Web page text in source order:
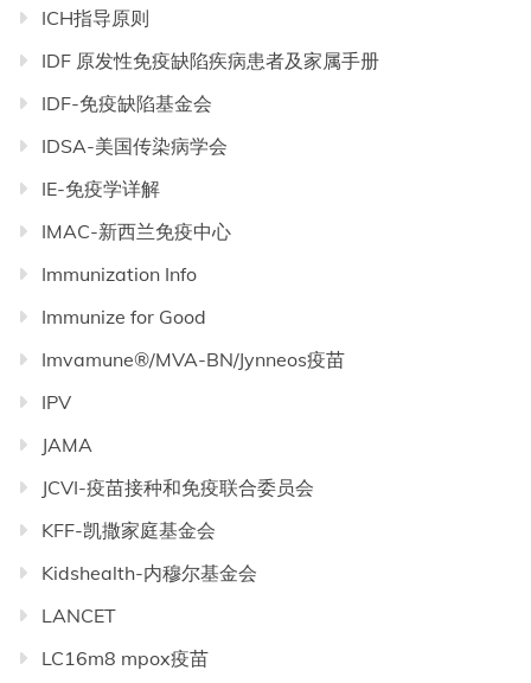
ICH指导原则
IDF 原发性免疫缺陷疾病患者及家属手册
IDF-免疫缺陷基金会
IDSA-美国传染病学会
IE-免疫学详解
IMAC-新西兰免疫中心
Immunization Info
Immunize for Good
Imvamune®/MVA-BN/Jynneos疫苗
IPV
JAMA
JCVI-疫苗接种和免疫联合委员会
KFF-凯撒家庭基金会
Kidshealth-内穆尔基金会
LANCET
LC16m8 mpox疫苗